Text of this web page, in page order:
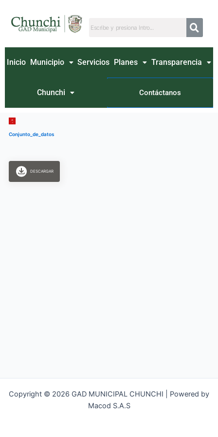
contenido
Inicio Municipio Servicios Planes Transparencia
Chunchi Contáctanos
Conjunto_de_datos
DESCARGAR
Copyright © 2026 GAD MUNICIPAL CHUNCHI | Powered by
Macod S.A.S